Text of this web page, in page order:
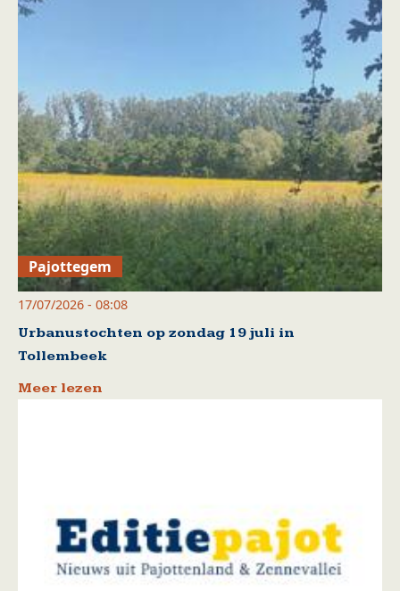
Pajottegem
17/07/2026 - 08:08
Urbanustochten op zondag 19 juli in
Tollembeek
Meer lezen